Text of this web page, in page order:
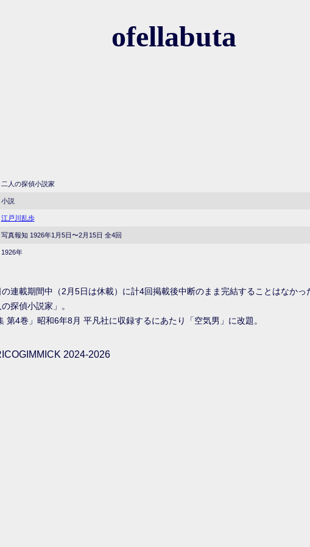
ofellabuta
二人の探偵小説家
小説
江戸川乱歩
写真報知 1926年1月5日〜2月15日 全4回
1926年
連載期間中（2月5日は休載）に計4回掲載後中断のまま完結することはなかっ
探偵小説家」。
第4巻」昭和6年8月 平凡社に収録するにあたり「空気男」に改題。
2024-2026